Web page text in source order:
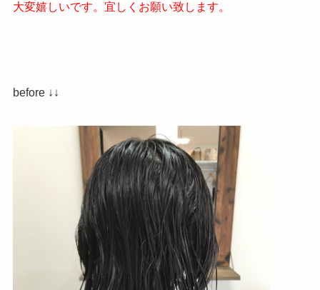
大変嬉しいです。宜しくお願い致します。
before ↓↓